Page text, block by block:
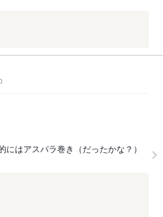
はアスパラ巻き（だったかな？）